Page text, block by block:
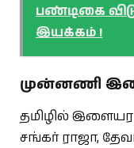
பண்டிகை
இயக்கம் !
முன்னணி
தமிழில்
சங்கர் ராஜா,